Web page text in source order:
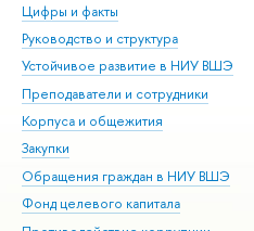
Цифры и факты
Руководство и структура
Устойчивое развитие в НИУ ВШЭ
Преподаватели и сотрудники
Корпуса и общежития
Закупки
Обращения граждан в НИУ ВШЭ
Фонд целевого капитала